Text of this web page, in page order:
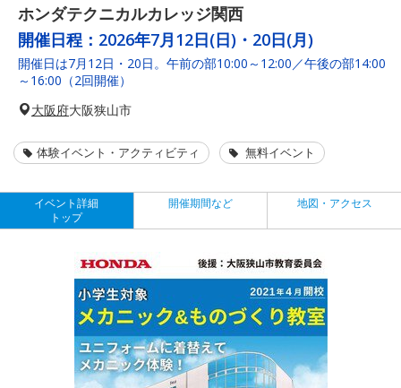
ホンダテクニカルカレッジ関西
開催日程： 2026年7月12日(日)・20日(月)
開催日は7月12日・20日。午前の部10:00～12:00／午後の部14:00
～16:00（2回開催）
大阪府大阪狭山市
体験イベント・アクティビティ 無料イベント
イベント詳細
トップ
開催期間など 地図・アクセス